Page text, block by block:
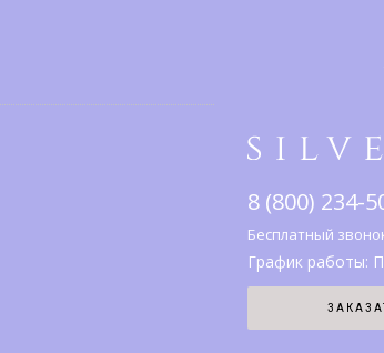
8 (800) 234-
Бесплатный
График работы: